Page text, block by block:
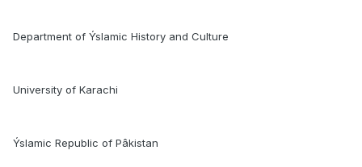
Department of Ýslamic History and Culture
University of Karachi
Ýslamic Republic of Pâkistan